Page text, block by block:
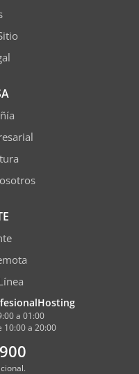
a 01:00
10:00 a 20:00